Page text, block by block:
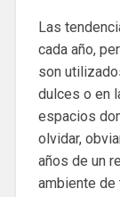
Las
cada año,
son
dulces o en
espacios
olvidar,
años de un
ambiente de